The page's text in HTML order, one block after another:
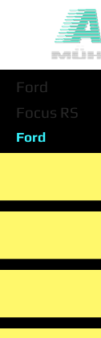
Ford
Focus RS
Ford